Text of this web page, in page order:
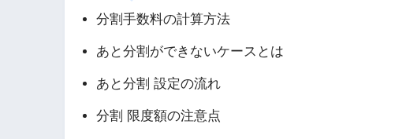
分割手数料の計算方法
あと分割ができないケースとは
あと分割 設定の流れ
分割 限度額の注意点